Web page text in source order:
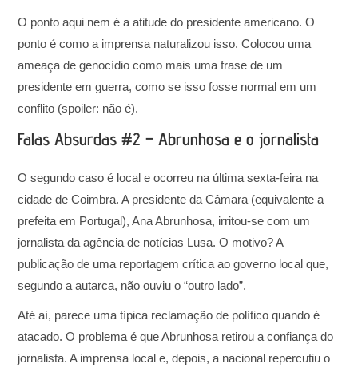
O ponto aqui nem é a atitude do presidente americano. O
ponto é como a imprensa naturalizou isso. Colocou uma
ameaça de genocídio como mais uma frase de um
presidente em guerra, como se isso fosse normal em um
conflito (spoiler: não é).
Falas Absurdas #2 – Abrunhosa e o jornalista
O segundo caso é local e ocorreu na última sexta-feira na
cidade de Coimbra. A presidente da Câmara (equivalente a
prefeita em Portugal), Ana Abrunhosa, irritou-se com um
jornalista da agência de notícias Lusa. O motivo? A
publicação de uma reportagem crítica ao governo local que,
segundo a autarca, não ouviu o “outro lado”.
Até aí, parece uma típica reclamação de político quando é
atacado. O problema é que Abrunhosa retirou a confiança do
jornalista. A imprensa local e, depois, a nacional repercutiu o